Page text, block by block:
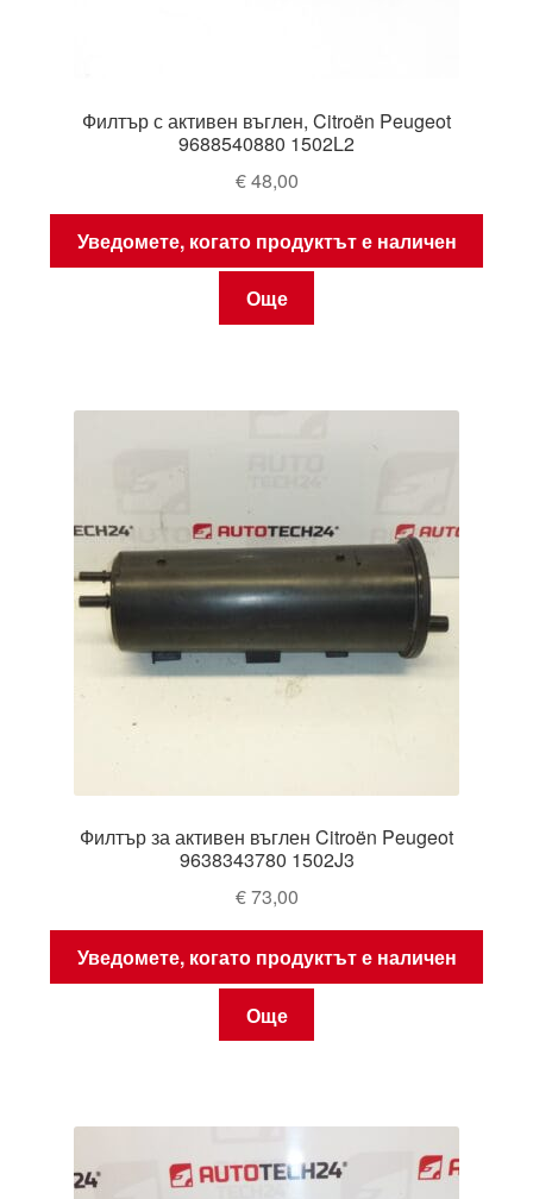
Филтър с активен въглен, Citroën Peugeot
9688540880 1502L2
€48,00
Уведомете, когато продуктът е наличен
Още
Филтър за активен въглен Citroën Peugeot
9638343780 1502J3
€73,00
Уведомете, когато продуктът е наличен
Още